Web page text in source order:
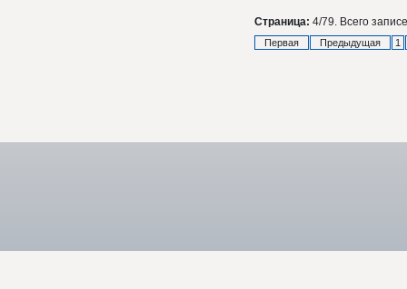
Страница: 4/79. Всего
Первая Предыдущая 1